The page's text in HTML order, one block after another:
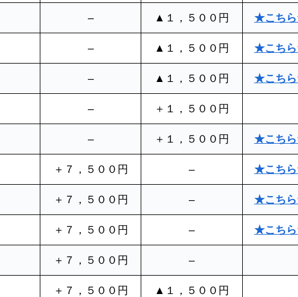
– ▲１，５００円 ★こち
– ▲１，５００円 ★こち
– ▲１，５００円 ★こち
– ＋１，５００円
– ＋１，５００円 ★こち
＋７，５００円 – ★こち
＋７，５００円 – ★こち
＋７，５００円 – ★こち
＋７，５００円 –
＋７，５００円 ▲１，５００円